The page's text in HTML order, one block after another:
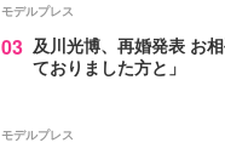
モデルプレス
03 及川光博、再婚発表 お
ておりました方と」
モデルプレス